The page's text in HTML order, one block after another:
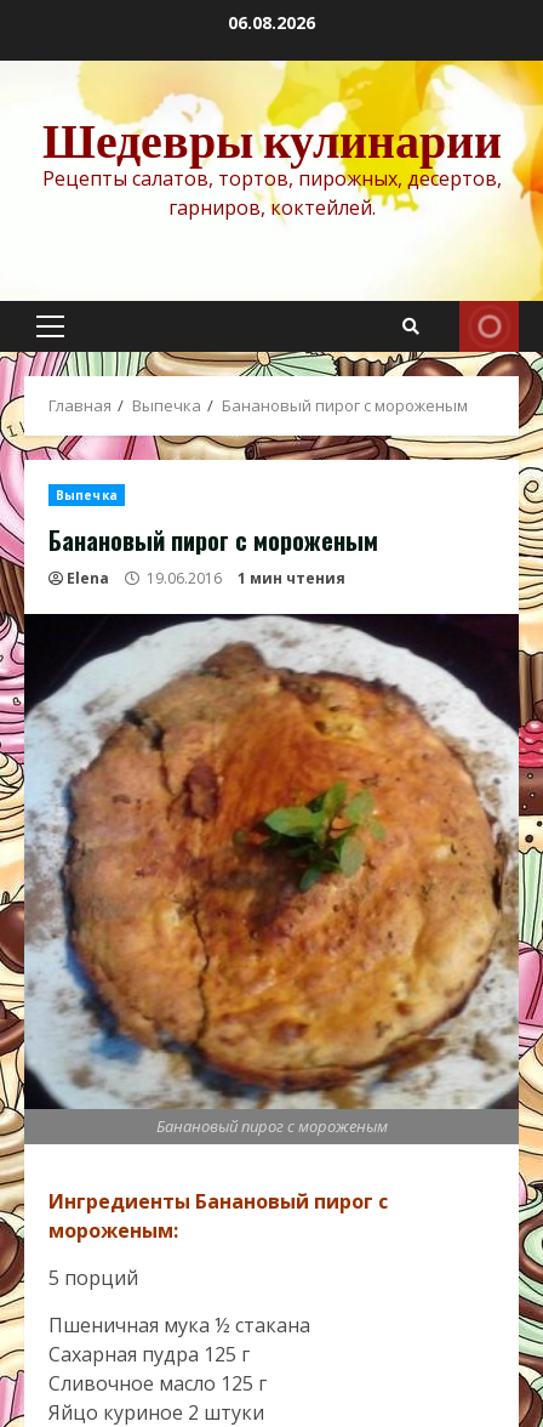
содержимому
06.08.2026
Шедевры кулинарии
Рецепты салатов, тортов, пирожных, десертов,
гарниров, коктейлей.
Основное
меню
Главная Выпечка Банановый пирог с мороженым
Выпечка
Банановый пирог с мороженым
Elena 19.06.2016 1 мин чтения
Банановый пирог с мороженым
Ингредиенты Банановый пирог с
мороженым:
5 порций
Пшеничная мука ½ стакана
Сахарная пудра 125 г
Сливочное масло 125 г
Яйцо куриное 2 штуки